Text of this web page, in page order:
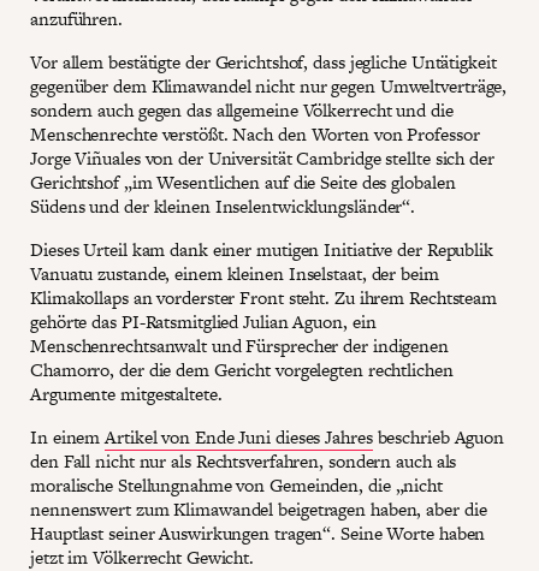
anzuführen.
Vor allem bestätigte der Gerichtshof, dass jegliche Untätigkeit
gegenüber dem Klimawandel nicht nur gegen Umweltverträge,
sondern auch gegen das allgemeine Völkerrecht und die
Menschenrechte verstößt. Nach den Worten von Professor
Jorge Viñuales von der Universität Cambridge stellte sich der
Gerichtshof „im Wesentlichen auf die Seite des globalen
Südens und der kleinen Inselentwicklungsländer“.
Dieses Urteil kam dank einer mutigen Initiative der Republik
Vanuatu zustande, einem kleinen Inselstaat, der beim
Klimakollaps an vorderster Front steht. Zu ihrem Rechtsteam
gehörte das PI-Ratsmitglied Julian Aguon, ein
Menschenrechtsanwalt und Fürsprecher der indigenen
Chamorro, der die dem Gericht vorgelegten rechtlichen
Argumente mitgestaltete.
In einemArtikel von Ende Juni dieses Jahresbeschrieb Aguon
den Fall nicht nur als Rechtsverfahren, sondern auch als
moralische Stellungnahme von Gemeinden, die „nicht
nennenswert zum Klimawandel beigetragen haben, aber die
Hauptlast seiner Auswirkungen tragen“. Seine Worte haben
jetzt im Völkerrecht Gewicht.